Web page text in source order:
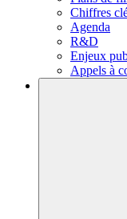
Chiffres
Agenda
R&D
Enjeux
Appels à